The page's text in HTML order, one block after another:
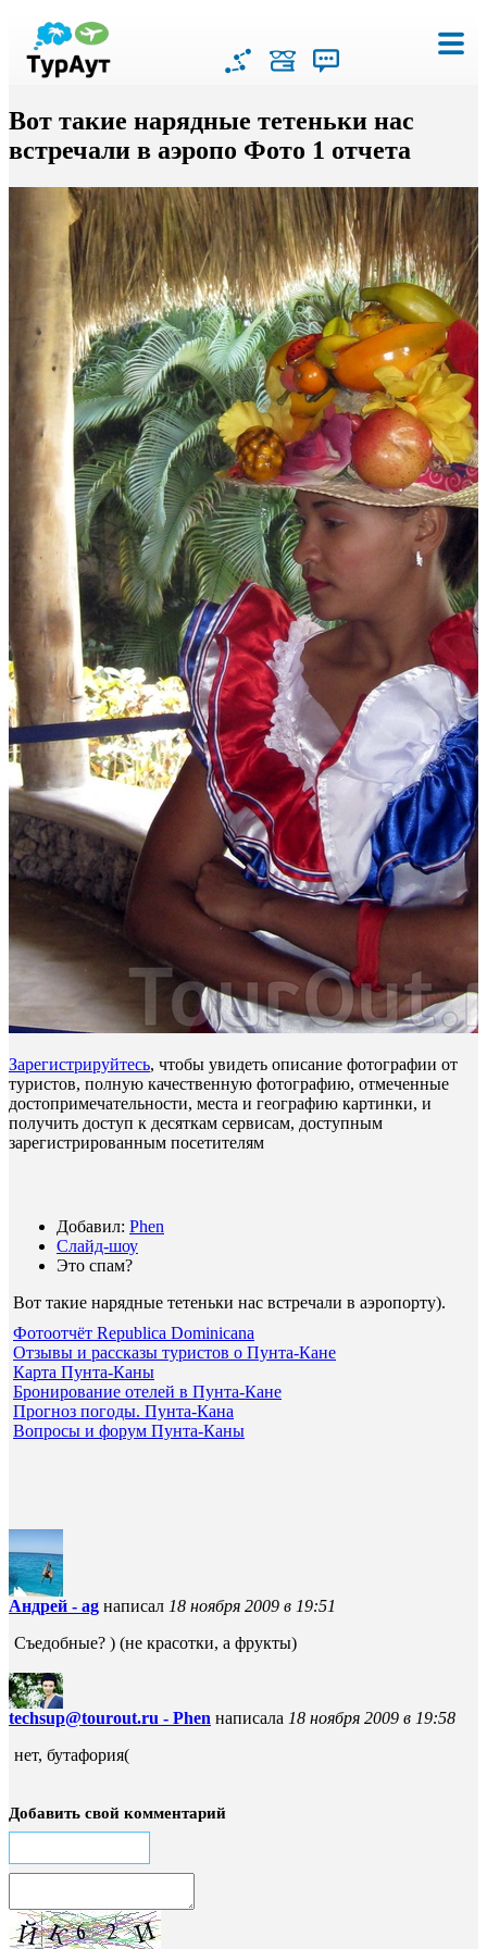
Вот такие нарядные тетеньки нас
встречали в аэропо Фото 1 отчета
Зарегистрируйтесь, чтобы увидеть описание фотографии от
туристов, полную качественную фотографию, отмеченные
достопримечательности, места и географию картинки, и
получить доступ к десяткам сервисам, доступным
зарегистрированным посетителям
Добавил: Phen
Слайд-шоу
Это спам?
Вот такие нарядные тетеньки нас встречали в аэропорту).
Фотоотчёт Republica Dominicana
Отзывы и рассказы туристов о Пунта-Кане
Карта Пунта-Каны
Бронирование отелей в Пунта-Кане
Прогноз погоды. Пунта-Кана
Вопросы и форум Пунта-Каны
Андрей - ag написал 18 ноября 2009 в 19:51
Съедобные? ) (не красотки, а фрукты)
techsup@tourout.ru - Phen написала 18 ноября 2009 в 19:58
нет, бутафория(
Добавить свой комментарий